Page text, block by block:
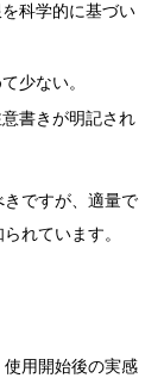
科学的に基づい
少ない。
書きが明記され
ですが、適量で
れています。
用開始後の実感